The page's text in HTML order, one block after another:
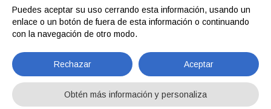
Puedes aceptar su uso cerrando esta información, usando un
enlace o un botón de fuera de esta información o continuando
con la navegación de otro modo.
Rechazar Aceptar
Obtén más información y personaliza